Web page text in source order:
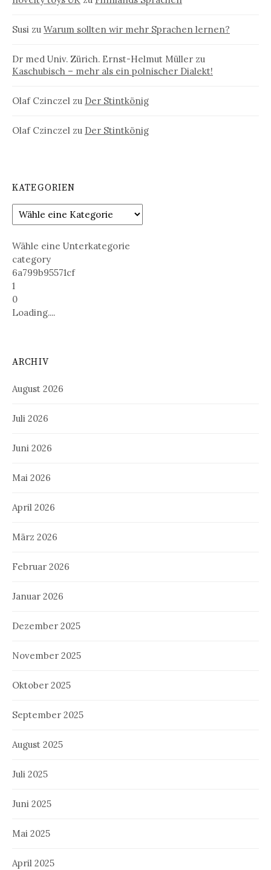
Susi zu Warum sollten wir mehr Sprachen lernen?
Dr med Univ. Zürich. Ernst-Helmut Müller zu
Kaschubisch – mehr als ein polnischer Dialekt!
Olaf Czinczel zu Der Stintkönig
Olaf Czinczel zu Der Stintkönig
KATEGORIEN
Wähle eine Unterkategorie
category
6a799b95571cf
1
0
Loading....
ARCHIV
August 2026
Juli 2026
Juni 2026
Mai 2026
April 2026
März 2026
Februar 2026
Januar 2026
Dezember 2025
November 2025
Oktober 2025
September 2025
August 2025
Juli 2025
Juni 2025
Mai 2025
April 2025